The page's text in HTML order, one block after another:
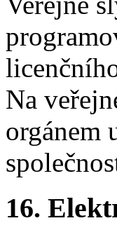
Na
orgánem
16.